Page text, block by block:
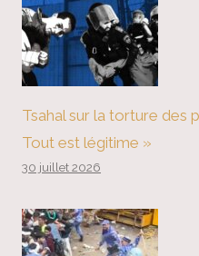
Tsahal sur la torture des
Tout est légitime »
30 juillet 2026